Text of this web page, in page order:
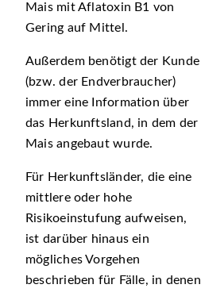
Mais mit Aflatoxin B1 von
Gering auf Mittel.
Außerdem benötigt der Kunde
(bzw. der Endverbraucher)
immer eine Information über
das Herkunftsland, in dem der
Mais angebaut wurde.
Für Herkunftsländer, die eine
mittlere oder hohe
Risikoeinstufung aufweisen,
ist darüber hinaus ein
mögliches Vorgehen
beschrieben für Fälle, in denen